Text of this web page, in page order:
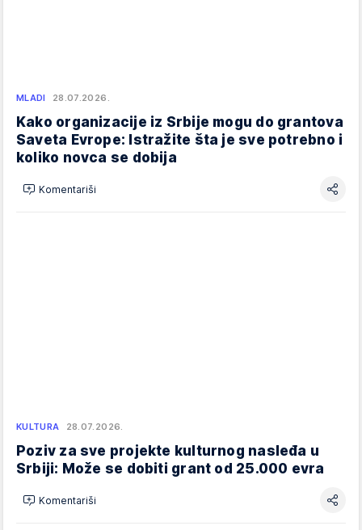
MLADI 28.07.2026.
Kako organizacije iz Srbije mogu do grantova
Saveta Evrope: Istražite šta je sve potrebno i
koliko novca se dobija
Komentariši
KULTURA 28.07.2026.
Poziv za sve projekte kulturnog nasleđa u
Srbiji: Može se dobiti grant od 25.000 evra
Komentariši